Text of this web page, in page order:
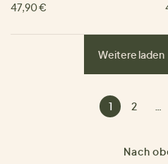
47,90 €
Nach
Weitere laden
1 2